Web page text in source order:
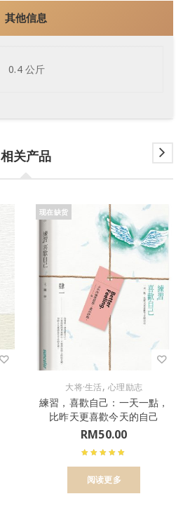
其他信息
0.4 公斤
相关产品
现在缺货
大将·生活,心理励志
練習，喜歡自己：一天一點，
比昨天更喜歡今天的自己
RM50.00
阅读更多